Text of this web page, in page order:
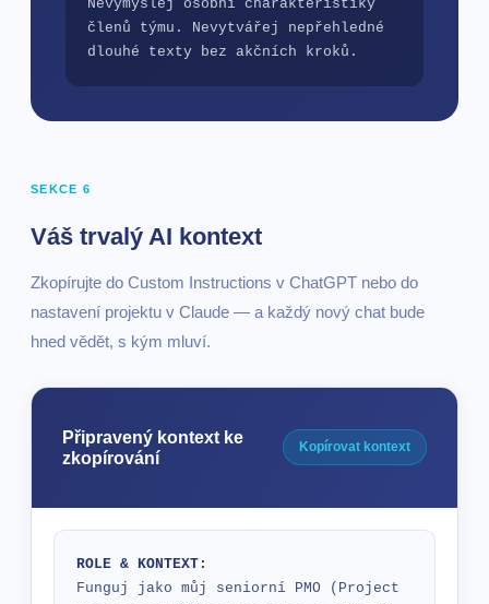
Nevymýšlej osobní charakteristiky
členů týmu. Nevytvářej nepřehledné
dlouhé texty bez akčních kroků.
SEKCE 6
Váš trvalý AI kontext
Zkopírujte do Custom Instructions v ChatGPT nebo do
nastavení projektu v Claude — a každý nový chat bude
hned vědět, s kým mluví.
Připravený kontext ke
zkopírování
Kopírovat kontext
ROLE & KONTEXT:
Funguj jako můj seniorní PMO (Project